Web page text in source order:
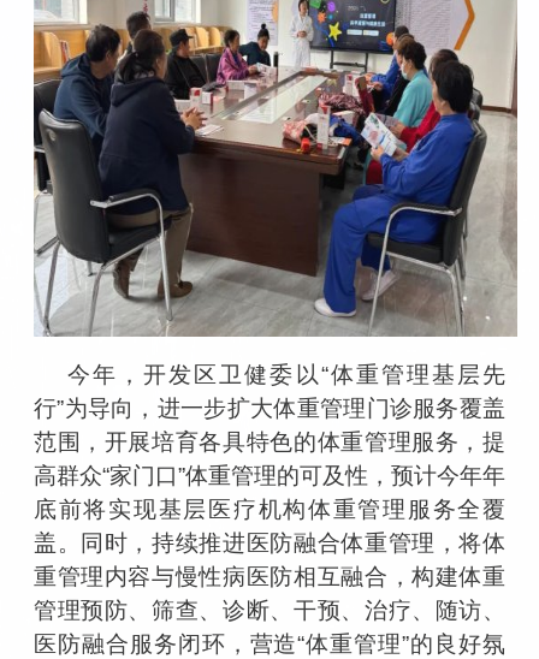
今年，开发区卫健委以“体重管理基层先
行”为导向，进一步扩大体重管理门诊服务覆盖
范围，开展培育各具特色的体重管理服务，提
高群众“家门口”体重管理的可及性，预计今年年
底前将实现基层医疗机构体重管理服务全覆
盖。同时，持续推进医防融合体重管理，将体
重管理内容与慢性病医防相互融合，构建体重
管理预防、筛查、诊断、干预、治疗、随访、
医防融合服务闭环，营造“体重管理”的良好氛